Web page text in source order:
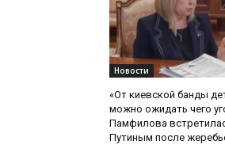
Новости
«От киевской банды
можно ожидать чего
Памфилова
Путиным после